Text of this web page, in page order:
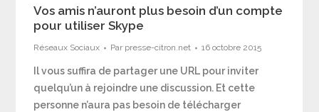
Vos amis n’auront plus besoin d’un compte
pour utiliser Skype
Réseaux Sociaux Par presse-citron.net 16 octobre 2015
Il vous suffira de partager une URL pour inviter
quelqu’un à rejoindre une discussion. Et cette
personne n’aura pas besoin de télécharger